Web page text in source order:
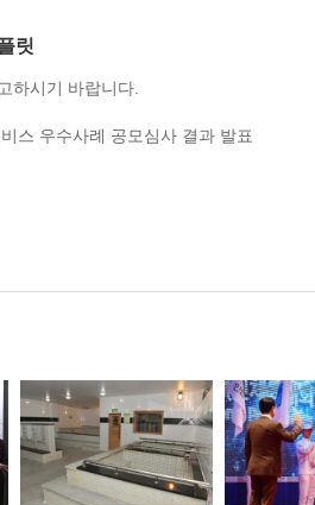
릿
하시기 바랍니다.
스 우수사례 공모심사 결과 발표